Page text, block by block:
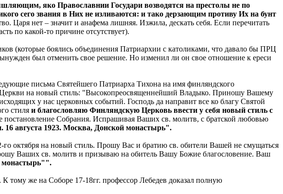
яко Православнии Государи возводятся на престолы не по
сего звания в Них не изливаются: и тако дерзающим противу Их на бунт
Царя нет – значит и анафема лишняя. Изжила, дескать себя. Если перечитать
по какой-то причине отсутствует).
(которые боялись объединения Патриархии с католиками, что давало бы ПРЦ
был отменить свое решение. Но изменил ли он свое отношение к ереси
письма Святейшего Патриарха Тихона на имя финляндского
Церкви на новый стиль: "Высокопреосвященнейший Владыко. Приношу Вашему
у нас церковных событий. Господь да направит все ко благу Святой
стиля и благословляю Финляндскую Церковь ввести у себя новый стиль с
постановление Собрания. Испрашивая Ваших св. молитв, с братской любовью
16 августа 1923. Москва, Донской монастырь".
октября на новый стиль. Прошу Вас и братию св. обители Вашей не смущаться
Ваших св. молитв и призываю на обитель Вашу Божие благословение. Ваш
монастырь"".
тому же на Соборе 17-18гг. профессор Лебедев доказал полную